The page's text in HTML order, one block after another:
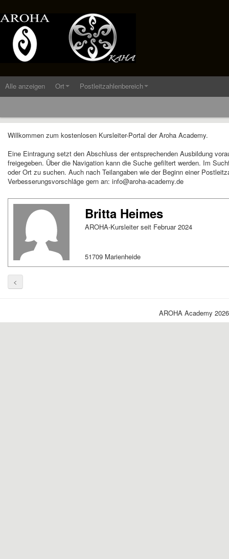
Alle anzeigen Ort Postleitzahlenbereich
Willkommen zum kostenlosen Kursleiter-Portal der Aroha Academy.
Eine Eintragung setzt den Abschluss der entsprechenden Ausbildung
freigegeben. Über die Navigation kann die Suche gefiltert werden. Im
oder Ort zu suchen. Auch nach Teilangaben wie der Beginn einer
Verbesserungsvorschläge gern an: info@aroha-academy.de
Britta Heimes
AROHA-Kursleiter seit Februar 2024
51709 Marienheide
<
AROHA Academy